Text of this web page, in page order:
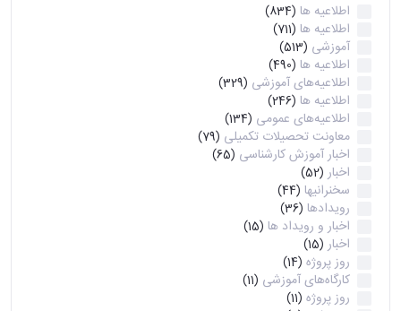
اطلاعیه ها (834)
اطلاعیه ها (711)
آموزشی (513)
اطلاعیه ها (490)
اطلاعیه‌های‌ آموزشی (329)
اطلاعیه ها (246)
اطلاعیه‌های عمومی (134)
معاونت تحصیلات تکمیلی (79)
اخبار آموزش کارشناسی (65)
اخبار (52)
سخنرانیها (44)
رویدادها (36)
اخبار و رویداد ها (15)
اخبار (15)
روز پروژه (14)
کارگاه‌های آموزشی (11)
روز پروژه (11)